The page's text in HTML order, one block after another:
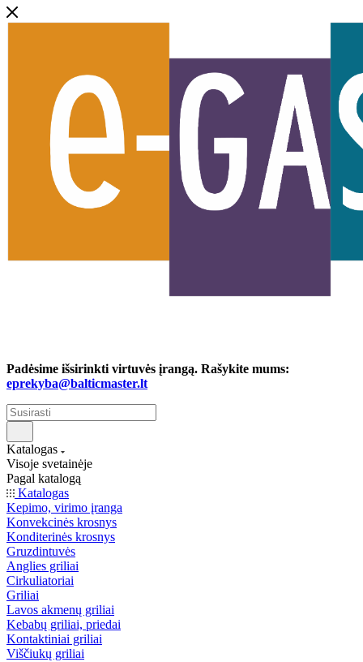
Padėsime išsirinkti virtuvės įrangą. Rašykite mums:
eprekyba@balticmaster.lt
Katalogas
Visoje svetainėje
Pagal katalogą
Katalogas
Kepimo, virimo įranga
Konvekcinės krosnys
Konditerinės krosnys
Gruzdintuvės
Anglies griliai
Cirkuliatoriai
Griliai
Lavos akmenų griliai
Kebabų griliai, priedai
Kontaktiniai griliai
Viščiukų griliai